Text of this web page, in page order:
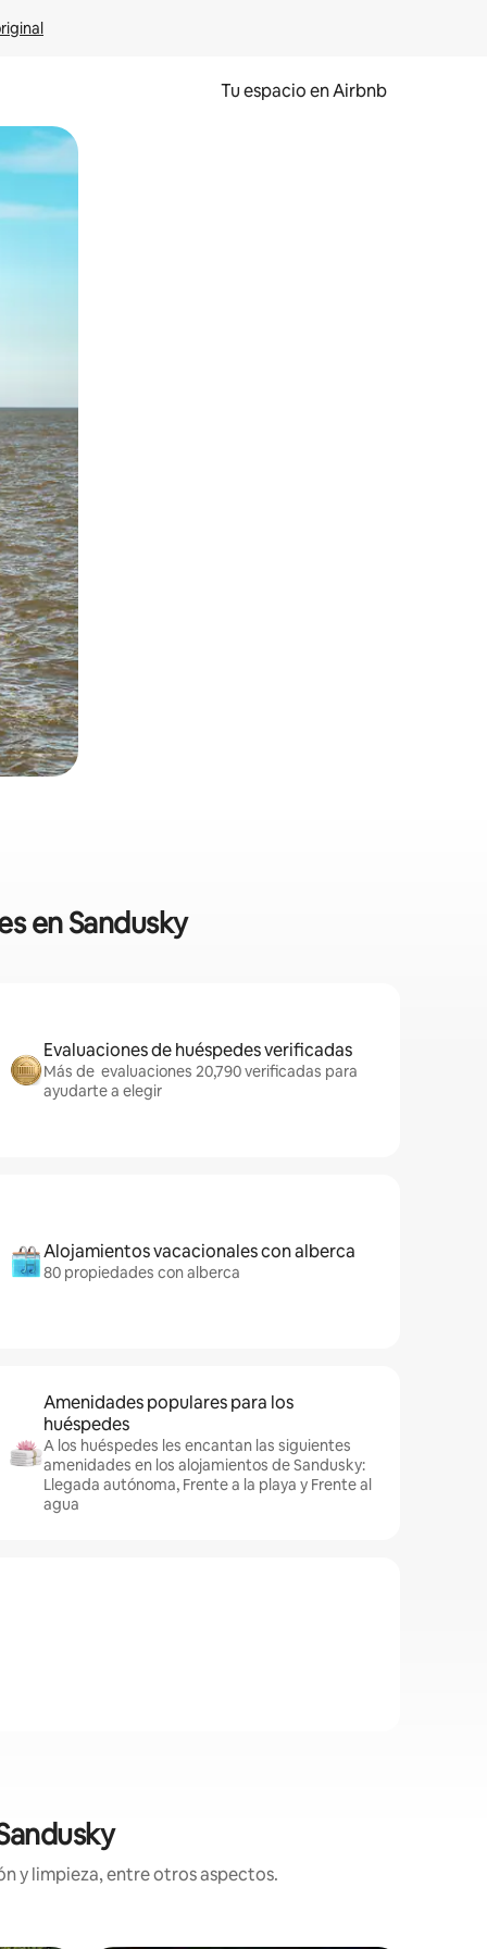
Tu espacio en Airbnb
tocando y deslizando la pantalla.
en Sandusky
Evaluaciones de huéspedes verificadas
Más de evaluaciones 20,790 verificadas para
ayudarte a elegir
Alojamientos vacacionales con alberca
80 propiedades con alberca
Amenidades populares para los
huéspedes
A los huéspedes les encantan las siguientes
amenidades en los alojamientos de Sandusky:
Llegada autónoma, Frente a la playa y Frente al
agua
y limpieza, entre otros aspectos.